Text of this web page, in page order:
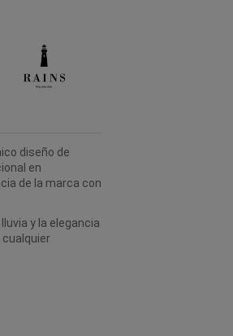
diseño de
en
de la marca con
y la elegancia
cualquier